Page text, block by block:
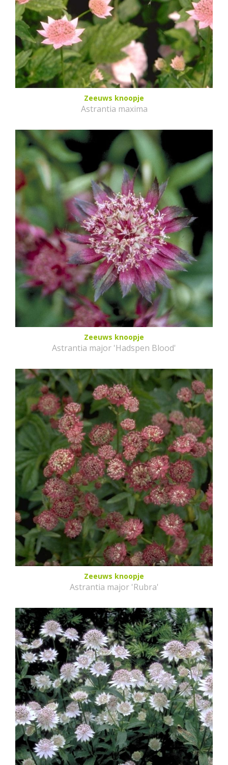
Zeeuws knoopje
Astrantia maxima
Zeeuws knoopje
Astrantia major 'Hadspen Blood'
Zeeuws knoopje
Astrantia major 'Rubra'